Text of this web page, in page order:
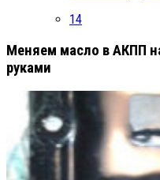
14
Меняем масло в АКПП
руками